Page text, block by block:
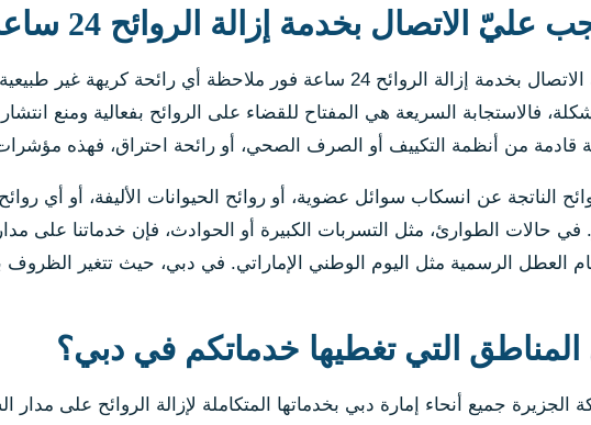
عليّ الاتصال بخدمة إزالة الروائح 24 ساعة؟
يجب عليك الاتصال بخدمة إزالة الروائح 24 ساعة فور
فالاستجابة السريعة هي المفتاح للقضاء على الروائح بفعالية ومنع
قادمة من أنظمة التكييف أو الصرف الصحي، أو رائحة احتراق، فهذه
الناتجة عن انسكاب سوائل عضوية، أو روائح الحيوانات الأليفة، أو أي
في حالات الطوارئ، مثل التسربات الكبيرة أو الحوادث، فإن خدماتنا
العطل الرسمية مثل اليوم الوطني الإماراتي. في دبي، حيث تتغير الظروف
التي تغطيها خدماتكم في دبي؟
جميع أنحاء إمارة دبي بخدماتها المتكاملة لإزالة الروائح على